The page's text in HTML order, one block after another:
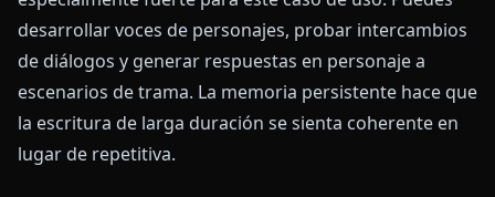
desarrollar voces de personajes, probar intercambios
de diálogos y generar respuestas en personaje a
escenarios de trama. La memoria persistente hace que
la escritura de larga duración se sienta coherente en
lugar de repetitiva.